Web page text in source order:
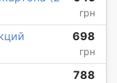
грн
698
грн
788